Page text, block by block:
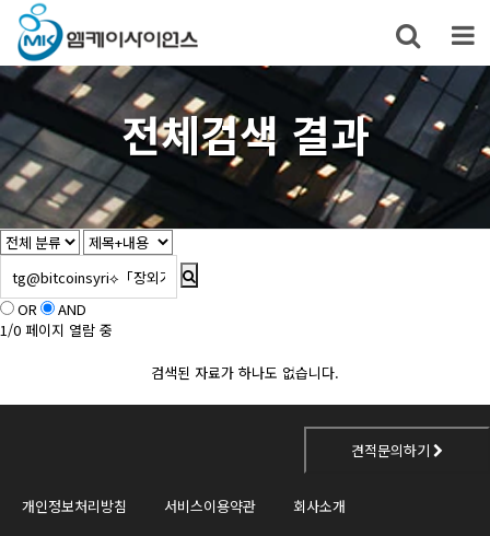
전체검색 결과
OR
AND
1/0 페이지 열람 중
검색된 자료가 하나도 없습니다.
견적문의하기
개인정보처리방침 서비스이용약관 회사소개